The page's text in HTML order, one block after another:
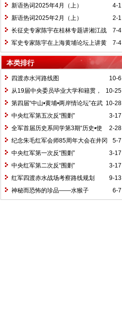
4-1
新语热词2025年4月（上）
2-1
新语热词2025年2月（上）
7-4
长征史专家陈宇在桂林专题讲湘江战
役精神
7-4
军史专家陈宇在上海黄埔论坛上讲黄
埔精神与国家统一大业
本类排行
10-6
四渡赤水河路线图
10-25
从19届中央委员毕业大学和籍贯，
看当代中国文化区域积淀
10-28
第四届“中山•黄埔•两岸情论坛”在武
汉举行
3-17
中央红军第五次反“围剿”
2-28
全军首届历史系同学第3期“历史•使
命”论坛纪要
5-7
纪念朱毛红军会师85周年大会在井冈
山召开
3-17
中央红军第一次反“围剿”
3-17
中央红军第二次反“围剿”
9-13
红军四渡赤水战场考察路线规划
6-7
神秘而恐怖的珍品——水猴子